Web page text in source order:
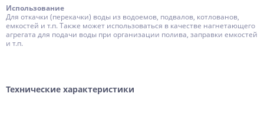
Использование
Для откачки (перекачки) воды из водоемов, подвалов, котлованов,
емкостей и т.п. Также может использоваться в качестве нагнетающего
агрегата для подачи воды при организации полива, заправки емкостей
и т.п.
Технические характеристики